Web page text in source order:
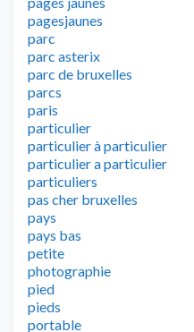
pagesjaunes
parc
parc asterix
parc de bruxelles
parcs
paris
particulier
particulier à particulier
particulier a particulier
particuliers
pas cher bruxelles
pays
pays bas
petite
photographie
pied
pieds
portable